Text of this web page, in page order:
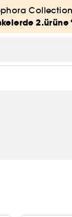
Collection
2.ürüne